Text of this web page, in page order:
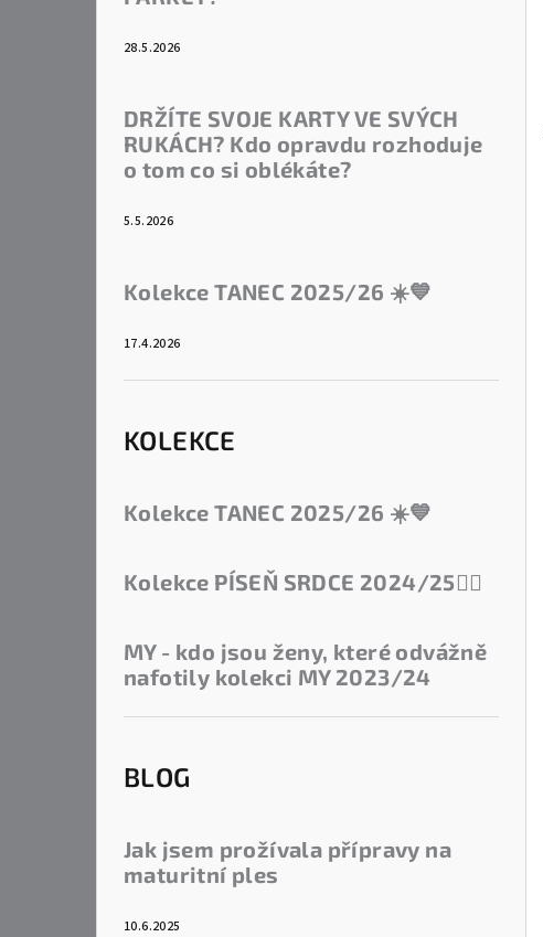
28.5.2026
DRŽÍTE SVOJE KARTY VE SVÝCH
RUKÁCH? Kdo opravdu rozhoduje
o tom co si oblékáte?
5.5.2026
Kolekce TANEC 2025/26 ☀️💙
17.4.2026
KOLEKCE
Kolekce TANEC 2025/26 ☀️💙
Kolekce PÍSEŇ SRDCE 2024/25❤️‍🔥
MY - kdo jsou ženy, které odvážně
nafotily kolekci MY 2023/24
BLOG
Jak jsem prožívala přípravy na
maturitní ples
10.6.2025